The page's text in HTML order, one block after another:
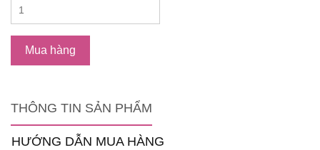
Mua hàng
THÔNG TIN SẢN PHẨM
HƯỚNG DẪN MUA HÀNG